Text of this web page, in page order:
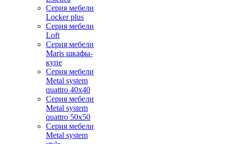
Серия мебели
Locker plus
Серия мебели
Loft
Серия мебели
Maris шкафы-
купе
Серия мебели
Metal system
quattro 40x40
Серия мебели
Metal system
quattro 50x50
Серия мебели
Metal system